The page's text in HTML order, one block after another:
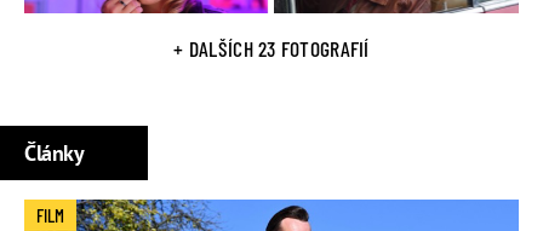
Odevzdaná matka a otec, který kšeftuje s vraky aut a říká si
Bourák. Zastydlý puberťák s otřískaným růžovým
podprsenky.
+ DALŠÍCH 23 FOTOGRAFIÍ
Články
FILM